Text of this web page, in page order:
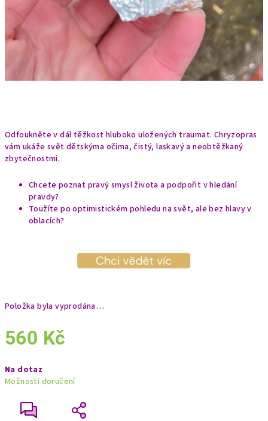
Odfoukněte v dál těžkost hluboko uložených traumat. Chryzopras
vám ukáže svět dětskýma očima, čistý, laskavý a neobtěžkaný
zbytečnostmi.
Chcete poznat pravý smysl života a podpořit v hledání
pravdy?
Toužíte po optimistickém pohledu na svět, ale bez hlavy v
oblacích?
Položka byla vyprodána…
560 Kč
cena:
Na dotaz
Možnosti doručení